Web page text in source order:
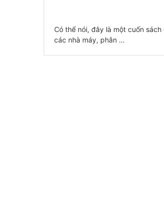
Có thể nói, đây là một cuốn
các nhà máy, phân …